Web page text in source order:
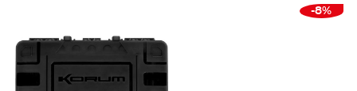
-8%